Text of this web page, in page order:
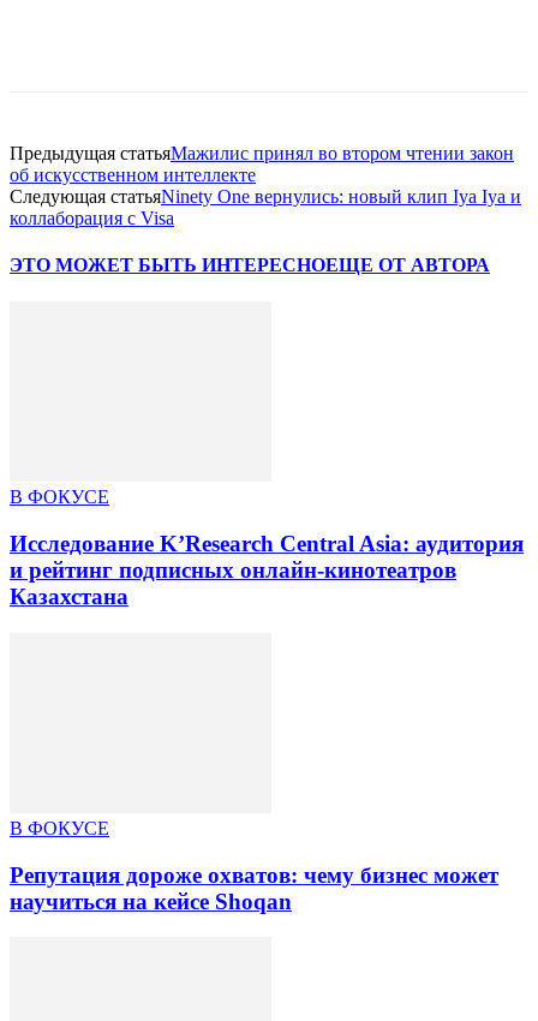
Предыдущая статьяМажилис принял во втором чтении закон
об искусственном интеллекте
Следующая статьяNinety One вернулись: новый клип Iya Iya и
коллаборация с Visa
ЭТО МОЖЕТ БЫТЬ ИНТЕРЕСНОЕЩЕ ОТ АВТОРА
В ФОКУСЕ
Исследование K’Research Central Asia: аудитория
и рейтинг подписных онлайн-кинотеатров
Казахстана
В ФОКУСЕ
Репутация дороже охватов: чему бизнес может
научиться на кейсе Shoqan